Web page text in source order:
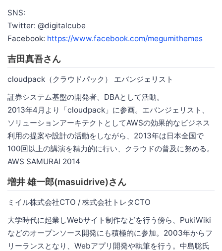
SNS:
Twitter: @digitalcube
Facebook: https://www.facebook.com/megumithemes
吉田真吾さん
cloudpack（クラウドパック） エバンジェリスト
証券システム基盤の開発者、DBAとして活動。
2013年4月より「cloudpack」に参画。エバンジェリスト、
ソリューションアーキテクトとしてAWSの効果的なビジネス
利用の提案や設計の活動をしながら、2013年は日本全国で
100回以上の講演を精力的に行い、クラウドの普及に努める。
AWS SAMURAI 2014
増井 雄一郎(masuidrive)さん
ミイル株式会社CTO / 株式会社トレタCTO
大学時代に起業しWebサイト制作などを行う傍ら、PukiWiki
などのオープンソース開発にも積極的に参加。2003年からフ
リーランスとなり、Webアプリ開発や執筆を行う。中島聡氏